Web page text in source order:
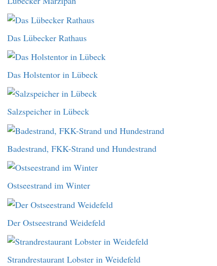
Das Lübecker Rathaus
Das Holstentor in Lübeck
Salzspeicher in Lübeck
Badestrand, FKK-Strand und Hundestrand
Ostseestrand im Winter
Der Ostseestrand Weidefeld
Strandrestaurant Lobster in Weidefeld